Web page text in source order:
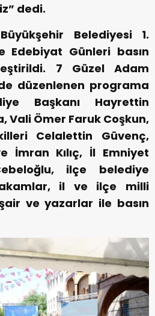
dedi.
Belediyesi 1.
Edebiyat Günleri basın
7 Güzel Adam
düzenlenen programa
Başkanı Hayrettin
Vali Ömer Faruk Coşkun,
Celalettin Güvenç,
İmran Kılıç, İl Emniyet
ilçe belediye
il ve ilçe milli
ve yazarlar ile basın